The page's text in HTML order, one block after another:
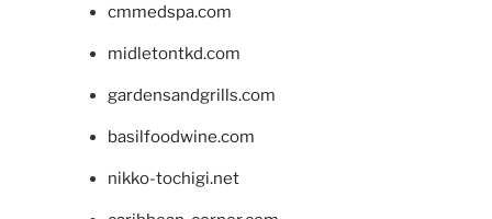
cmmedspa.com
midletontkd.com
gardensandgrills.com
basilfoodwine.com
nikko-tochigi.net